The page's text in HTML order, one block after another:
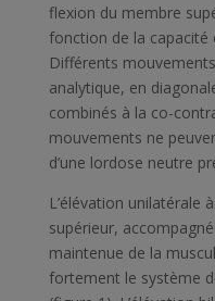
flexion du membre
fonction de la capacité
Différents
analytique, en
combinés à la co-
mouvements ne
d’une lordose neutre
L’élévation unilatérale
supérieur,
maintenue de la
fortement le système